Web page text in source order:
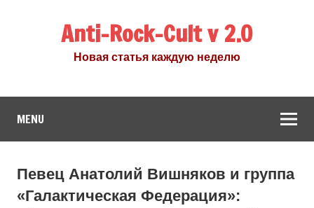
Anti-Rock-Cult v 2.0
Новая статья каждую неделю
MENU
Певец Анатолий Вишняков и группа
«Галактическая Федерация»: